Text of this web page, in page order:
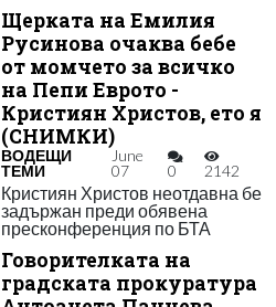
Щерката на Емилия
Русинова очаква бебе
от момчето за всичко
на Пепи Еврото -
Кристиян Христов, ето я
(СНИМКИ)
ВОДЕЩИ
ТЕМИ
June
07
0 2142
Кристиян Христов неотдавна бе
задържан преди обявена
пресконференция по БТА
Говорителката на
градската прокуратура